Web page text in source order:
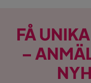
FÅ
–